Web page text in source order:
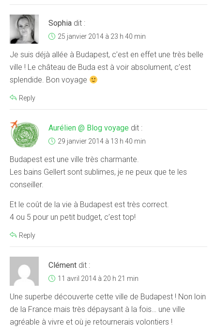
Sophia dit :
25 janvier 2014 à 23 h 40 min
Je suis déjà allée à Budapest, c’est en effet une très belle
ville ! Le château de Buda est à voir absolument, c’est
splendide. Bon voyage
Reply
Aurélien @ Blog voyage dit :
29 janvier 2014 à 13 h 40 min
Budapest est une ville très charmante.
Les bains Gellert sont sublimes, je ne peux que te les
conseiller.
Et le coût de la vie à Budapest est très correct.
4 ou 5 pour un petit budget, c’est top!
Reply
Clément dit :
11 avril 2014 à 20 h 21 min
Une superbe découverte cette ville de Budapest ! Non loin
de la France mais très dépaysant à la fois… une ville
agréable à vivre et où je retournerais volontiers !